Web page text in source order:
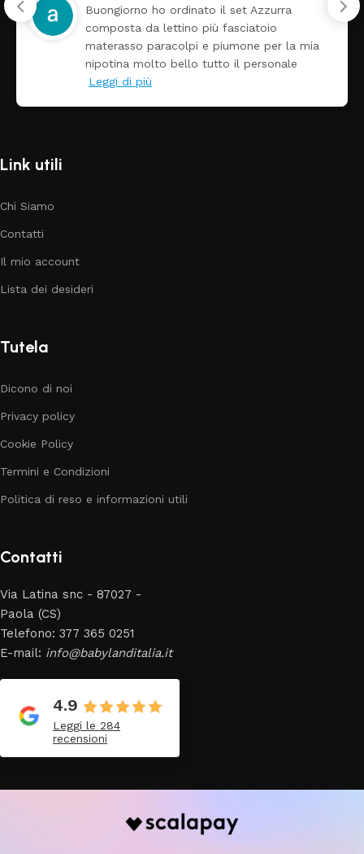
Tutti perfetto! Ho ordinato un
arrivato ben imballato dopo pochi
Prezzo ottimi rispetto la
Link utili
Chi Siamo
Contatti
Il mio account
Lista dei desideri
Tutela
Dicono di noi
Privacy policy
Cookie Policy
Termini e Condizioni
Politica di reso e informazioni utili
Contatti
Via Latina snc - 87027 -
Paola (CS)
Telefono: 377 365 0251
E-mail: info@babylanditalia.it
4.9
Leggi le 284
recensioni